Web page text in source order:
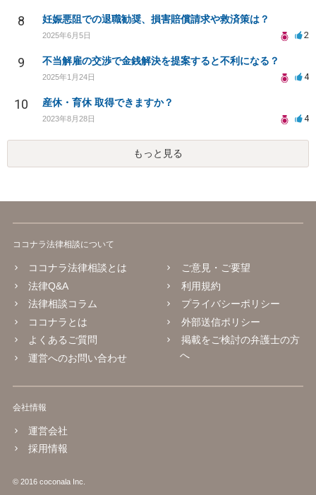
8 妊娠悪阻での退職勧奨、損害賠償請求や救済策は？
2025年6月5日 2
9 不当解雇の交渉で金銭解決を提案すると不利になる？
2025年1月24日 4
10 産休・育休 取得できますか？
2023年8月28日 4
もっと見る
ココナラ法律相談について
ココナラ法律相談とは
法律Q&A
法律相談コラム
ココナラとは
よくあるご質問
運営へのお問い合わせ
ご意見・ご要望
利用規約
プライバシーポリシー
外部送信ポリシー
掲載をご検討の弁護士の方
へ
会社情報
運営会社
採用情報
© 2016 coconala Inc.